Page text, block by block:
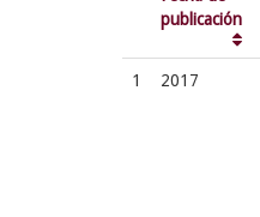
publicación
1 2017